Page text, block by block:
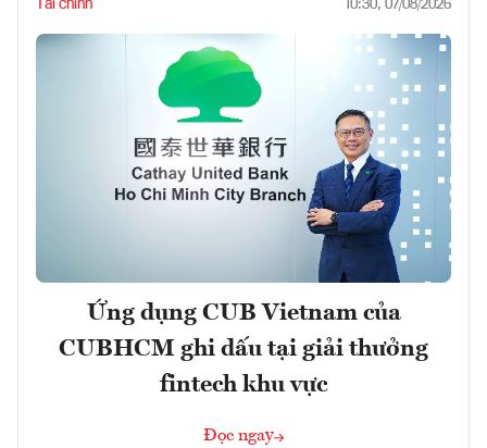
Tài chính 10:30, 07/08/2026
Ứng dụng CUB Vietnam của
CUBHCM ghi dấu tại giải thưởng
fintech khu vực
Đọc ngay